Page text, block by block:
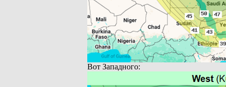
Вот Западного: